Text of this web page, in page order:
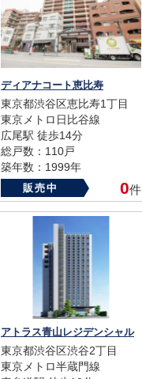
ディアナコート恵比寿
東京都渋谷区恵比寿1丁目
東京メトロ日比谷線
広尾駅 徒歩14分
総戸数：110戸
築年数：1999年
販売中 0件
アトラス青山レジデンシャル
東京都渋谷区渋谷2丁目
東京メトロ半蔵門線